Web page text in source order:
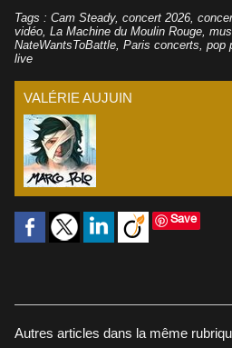
Tags : Cam Steady, concert 2026
vidéo La Machine du Moulin Rouge
NateWantsToBattle Paris concerts pop
live
VALÉRIE AUJUIN
Save
Autres articles dans la même